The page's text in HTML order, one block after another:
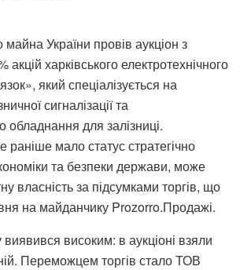
України провів аукціон з
акцій харківського електротехнічного
який спеціалізується на
сигналізації та
обладнання для залізниці.
раніше мало статус стратегічно
та безпеки держави, може
власність за підсумками торгів, що
на майданчику Prozorro.Продажі.
виявився високим: в аукціоні взяли
Переможцем торгів стало ТОВ